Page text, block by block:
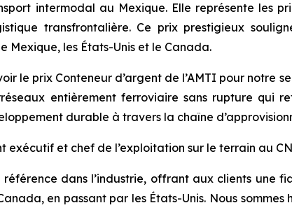
intermodal au Mexique. Elle représente les
transfrontalière. Ce prix prestigieux
Mexique, les États-Unis et le Canada.
le prix Conteneur d’argent de l’AMTI pour notre
entièrement ferroviaire sans rupture qui
durable à travers la chaîne
exécutif et chef de l’exploitation sur le terrain au CN
référence dans l’industrie, offrant aux clients
en passant par les États-Unis. Nous